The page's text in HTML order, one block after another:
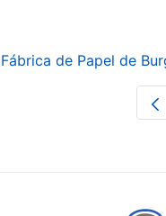
de Papel de